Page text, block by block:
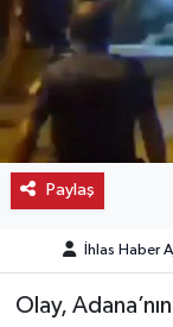
Paylaş
İhlas Haber
Olay,
Laçin
Oğuzlar
Osmancık